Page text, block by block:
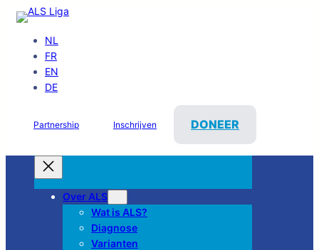
NL
FR
EN
DE
Partnership Inschrijven DONEER
Over ALS
Wat is ALS?
Diagnose
Varianten